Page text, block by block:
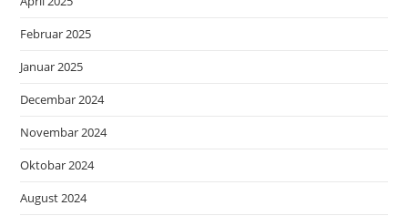
Februar 2025
Januar 2025
Decembar 2024
Novembar 2024
Oktobar 2024
August 2024